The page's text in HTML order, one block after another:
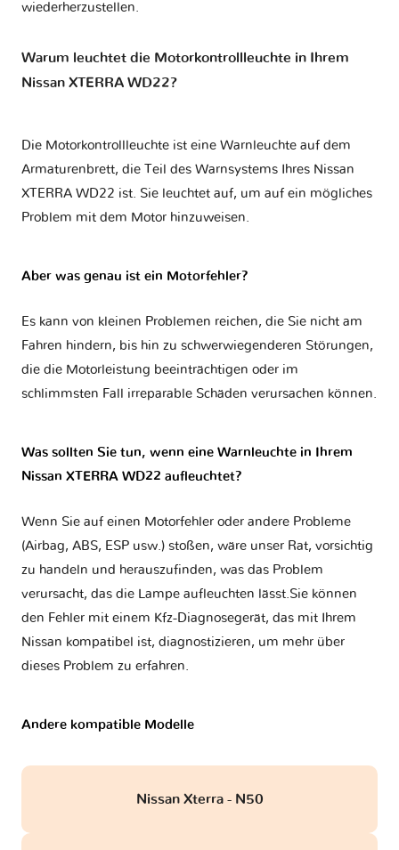
wiederherzustellen.
Warum leuchtet die Motorkontrollleuchte in Ihrem
Nissan XTERRA WD22?
Die Motorkontrollleuchte ist eine Warnleuchte auf dem
Armaturenbrett, die Teil des Warnsystems Ihres Nissan
XTERRA WD22 ist. Sie leuchtet auf, um auf ein mögliches
Problem mit dem Motor hinzuweisen.
Aber was genau ist ein Motorfehler?
Es kann von kleinen Problemen reichen, die Sie nicht am
Fahren hindern, bis hin zu schwerwiegenderen Störungen,
die die Motorleistung beeinträchtigen oder im
schlimmsten Fall irreparable Schäden verursachen können.
Was sollten Sie tun, wenn eine Warnleuchte in Ihrem
Nissan XTERRA WD22 aufleuchtet?
Wenn Sie auf einen Motorfehler oder andere Probleme
(Airbag, ABS, ESP usw.) stoßen, wäre unser Rat, vorsichtig
zu handeln und herauszufinden, was das Problem
verursacht, das die Lampe aufleuchten lässt.Sie können
den Fehler mit einem Kfz-Diagnosegerät, das mit Ihrem
Nissan kompatibel ist, diagnostizieren, um mehr über
dieses Problem zu erfahren.
Andere kompatible Modelle
Nissan Xterra - N50